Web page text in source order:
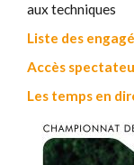
aux techniques
Liste des
Accès
Les temps en